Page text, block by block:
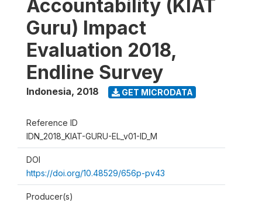
Accountability (KIAT
Guru) Impact
Evaluation 2018,
Endline Survey
Indonesia, 2018 GET MICRODATA
Reference ID
IDN_2018_KIAT-GURU-EL_v01-ID_M
DOI
https://doi.org/10.48529/656p-pv43
Producer(s)